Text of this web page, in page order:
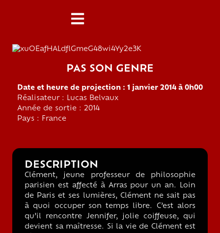
PAS SON GENRE
Date et heure de projection : 1 janvier 2014 à 0h00
Réalisateur : Lucas Belvaux
Année de sortie : 2014
Pays : France
DESCRIPTION
Clément, jeune professeur de philosophie
parisien est affecté à Arras pour un an. Loin
de Paris et ses lumières, Clément ne sait pas
à quoi occuper son temps libre. C’est alors
qu’il rencontre Jennifer, jolie coiffeuse, qui
devient sa maîtresse. Si la vie de Clément est